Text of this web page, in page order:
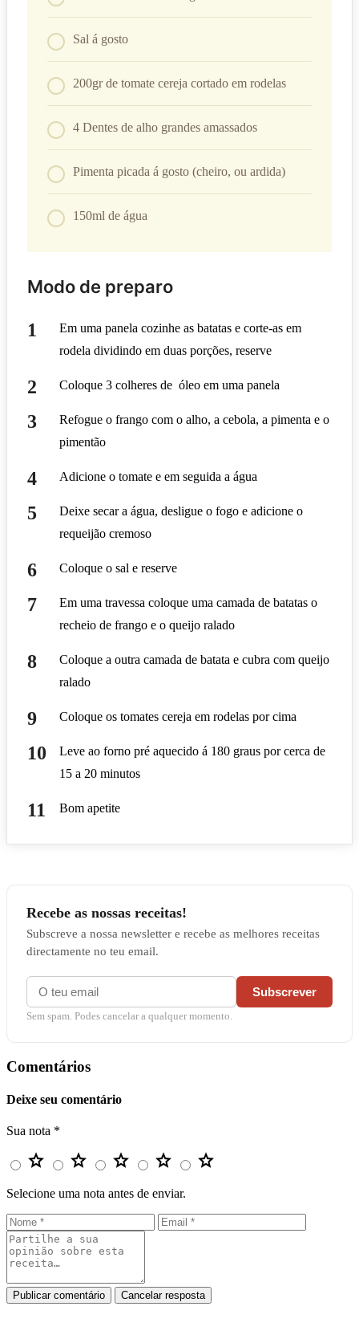
Sal á gosto
200gr de tomate cereja cortado em rodelas
4 Dentes de alho grandes amassados
Pimenta picada á gosto (cheiro, ou ardida)
150ml de água
Modo de preparo
Em uma panela cozinhe as batatas e corte-as em
rodela dividindo em duas porções, reserve
Coloque 3 colheres de óleo em uma panela
Refogue o frango com o alho, a cebola, a pimenta e o
pimentão
Adicione o tomate e em seguida a água
Deixe secar a água, desligue o fogo e adicione o
requeijão cremoso
Coloque o sal e reserve
Em uma travessa coloque uma camada de batatas o
recheio de frango e o queijo ralado
Coloque a outra camada de batata e cubra com queijo
ralado
Coloque os tomates cereja em rodelas por cima
Leve ao forno pré aquecido á 180 graus por cerca de
15 a 20 minutos
Bom apetite
Recebe as nossas receitas!
Subscreve a nossa newsletter e recebe as melhores receitas
directamente no teu email.
Subscrever
Sem spam. Podes cancelar a qualquer momento.
Comentários
Deixe seu comentário
Sua nota *
star star star star star
Selecione uma nota antes de enviar.
Publicar comentário Cancelar resposta